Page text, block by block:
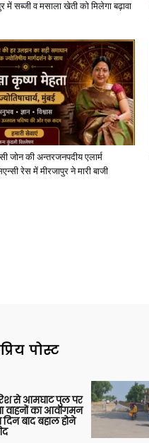
में सब्जी व मसाला खेती को मिलेगा बढ़ावा
जोन की अन्तरजनपदीय एलार्म
रेस में मीरजापुर ने मारी बाजी
पोस्ट
से आमघाट पुल पर
वाहनों का आवागमन
बाद बहाल होने